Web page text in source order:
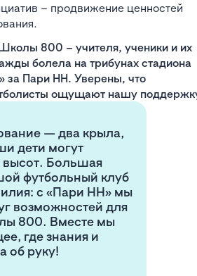
– продвижение ценностей
800 – учителя, ученики и их
болела на трибунах стадиона
за Пари НН. Уверены, что
ощущают нашу
— два крыла,
дети могут
высот. Большая
футбольный клуб
с «Пари НН» мы
возможностей для
800. Вместе мы
где знания и
об руку!